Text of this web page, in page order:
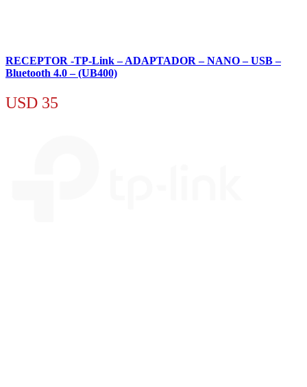
RECEPTOR -TP-Link – ADAPTADOR – NANO – USB –
Bluetooth 4.0 – (UB400)
USD 35